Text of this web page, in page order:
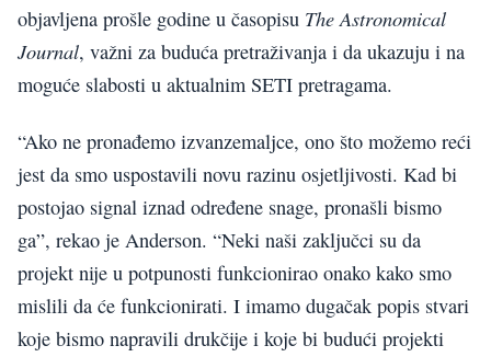
objavljena prošle godine u časopisu The Astronomical
Journal, važni za buduća pretraživanja i da ukazuju i na
moguće slabosti u aktualnim SETI pretragama.
“Ako ne pronađemo izvanzemaljce, ono što možemo reći
jest da smo uspostavili novu razinu osjetljivosti. Kad bi
postojao signal iznad određene snage, pronašli bismo
ga”, rekao je Anderson. “Neki naši zaključci su da
projekt nije u potpunosti funkcionirao onako kako smo
mislili da će funkcionirati. I imamo dugačak popis stvari
koje bismo napravili drukčije i koje bi budući projekti